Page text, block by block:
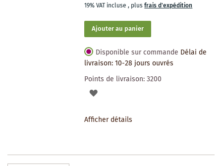
19% VAT incluse, plusfrais d'expédition
Ajouter au panier
Disponible sur commande Délai de
livraison: 10-28 jours ouvrés
Points de livraison:3200
AJOUTER
Afficher détails